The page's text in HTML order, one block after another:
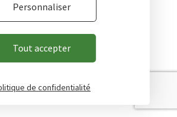
Tout accepter
Personnaliser
de confidentialité